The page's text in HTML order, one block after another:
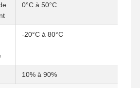
0°C à 50°C
-20°C à 80°C
10% à 90%